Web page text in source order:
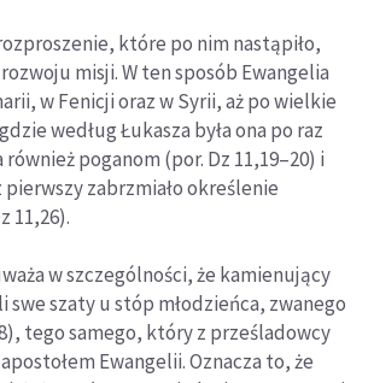
które po nim nastąpiło,
misji. W ten sposób Ewangelia
w Fenicji oraz w Syrii, aż po wielkie
według Łukasza była ona po raz
również poganom (por. Dz 11,19–20) i
zabrzmiało określenie
11,26).
w szczególności, że kamienujący
swe szaty u stóp młodzieńca, zwanego
tego samego, który z prześladowcy
Ewangelii. Oznacza to, że